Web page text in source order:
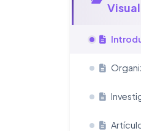
Visual